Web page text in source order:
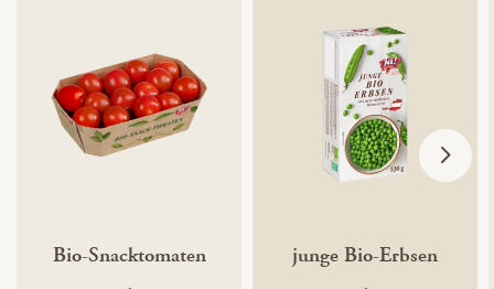
Bio-Snacktomaten junge Bio-Erbsen